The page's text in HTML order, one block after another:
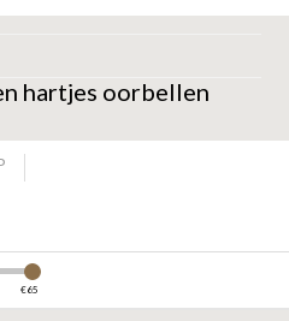
hartjes oorbellen
€65